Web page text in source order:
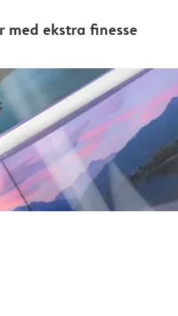
med ekstra finesse